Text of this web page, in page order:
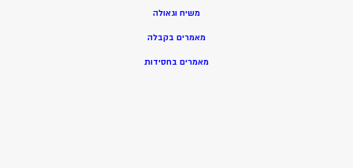
משיח וגאולה
מאמרים בקבלה
מאמרים בחסידות